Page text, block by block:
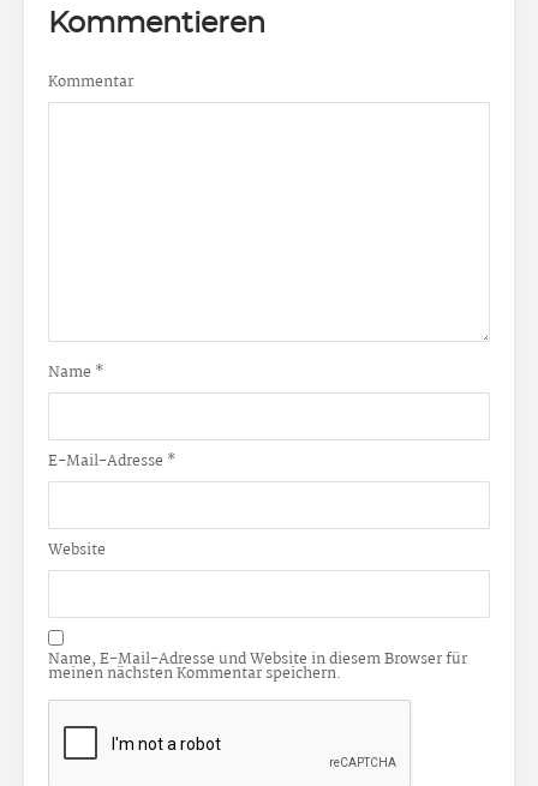
Kommentieren
Kommentar
Name *
E-Mail-Adresse *
Website
Name, E-Mail-Adresse und Website in diesem Browser für
meinen nächsten Kommentar speichern.